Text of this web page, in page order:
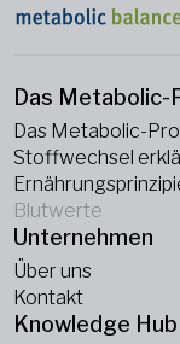
Das Metabolic-
Das Metabolic-
Stoffwechsel
Blutwerte
Unternehmen
Über uns
Kontakt
Knowledge Hub